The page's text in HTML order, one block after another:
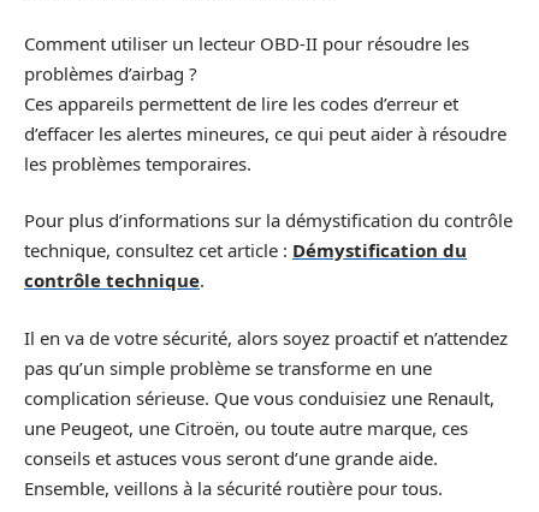
Comment utiliser un lecteur OBD-II pour résoudre les
problèmes d’airbag ?
Ces appareils permettent de lire les codes d’erreur et
d’effacer les alertes mineures, ce qui peut aider à résoudre
les problèmes temporaires.
Pour plus d’informations sur la démystification du contrôle
technique, consultez cet article : Démystification du
contrôle technique.
Il en va de votre sécurité, alors soyez proactif et n’attendez
pas qu’un simple problème se transforme en une
complication sérieuse. Que vous conduisiez une Renault,
une Peugeot, une Citroën, ou toute autre marque, ces
conseils et astuces vous seront d’une grande aide.
Ensemble, veillons à la sécurité routière pour tous.